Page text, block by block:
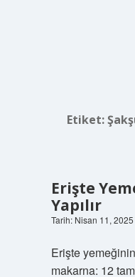
Etiket:
Erişte
Yapılır
Tarih: Nisan 11, 2025
Erişte
makarna: 12